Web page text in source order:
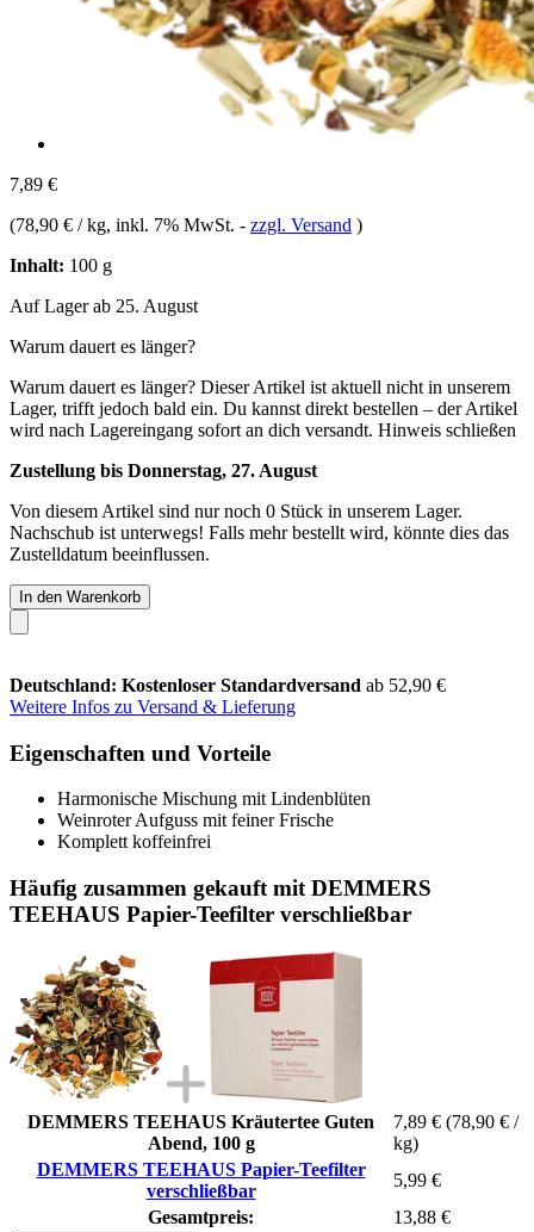
7,89 €
(78,90 € / kg, inkl. 7% MwSt. - zzgl. Versand )
Inhalt: 100 g
Auf Lager ab 25. August
Warum dauert es länger?
Warum dauert es länger? Dieser Artikel ist aktuell nicht in unserem
Lager, trifft jedoch bald ein. Du kannst direkt bestellen – der Artikel
wird nach Lagereingang sofort an dich versandt. Hinweis schließen
Zustellung bis Donnerstag, 27. August
Von diesem Artikel sind nur noch 0 Stück in unserem Lager.
Nachschub ist unterwegs! Falls mehr bestellt wird, könnte dies das
Zustelldatum beeinflussen.
In den Warenkorb
Deutschland: Kostenloser Standardversand ab 52,90 €
Weitere Infos zu Versand & Lieferung
Eigenschaften und Vorteile
Harmonische Mischung mit Lindenblüten
Weinroter Aufguss mit feiner Frische
Komplett koffeinfrei
Häufig zusammen gekauft mit DEMMERS
TEEHAUS Papier-Teefilter verschließbar
DEMMERS TEEHAUS Kräutertee Guten
Abend, 100 g
7,89 € (78,90 € /
kg)
DEMMERS TEEHAUS Papier-Teefilter
verschließbar
5,99 €
Gesamtpreis:
13,88 €